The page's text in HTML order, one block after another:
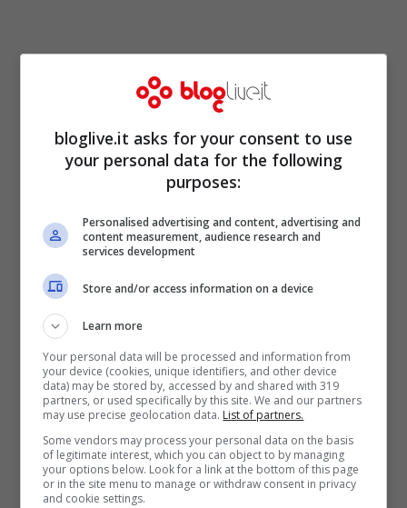
I tentativi di ripresa degli
passarono inevitabilmente anche
attraverso un cambio d’immagine: la
ragazza acqua e sapone cede il passo a
una donna dirompente che non lascia più
nulla all’immaginazione, unaJessica
in carne e ossa.
Con gli
passerella e in copertina: da Elle
Macpherson a Claudia Schiffer, da Naomi
Campbell a Cindy Crawford. Ma ormai la
tiratura da capogiro dei primi decenni è un
vago ricordo.
bloglive.it asks for your consent to use
your personal data for the following
purposes:
Personalised advertising and content, advertising and
content measurement, audience research and
services development
Store and/or access information on a device
Learn more
Your personal data will be processed and information from
your device (cookies, unique identifiers, and other device
data) may be stored by, accessed by and shared with 319
partners, or used specifically by this site. We and our partners
may use precise geolocation data. List of partners.
Some vendors may process your personal data on the basis
of legitimate interest, which you can object to by managing
your options below. Look for a link at the bottom of this page
or in the site menu to manage or withdraw consent in privacy
and cookie settings.